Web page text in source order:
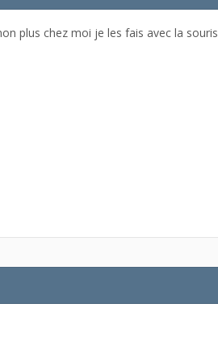
plus chez moi je les fais avec la